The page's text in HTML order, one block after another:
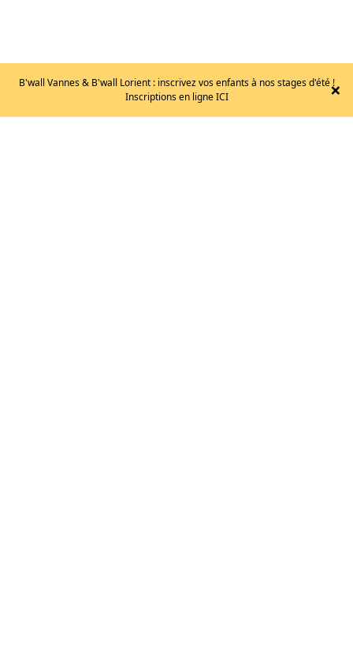
B'wall Vannes & B'wall Lorient : inscrivez vos enfants à nos stages d'été !
Inscriptions en ligne ICI
×